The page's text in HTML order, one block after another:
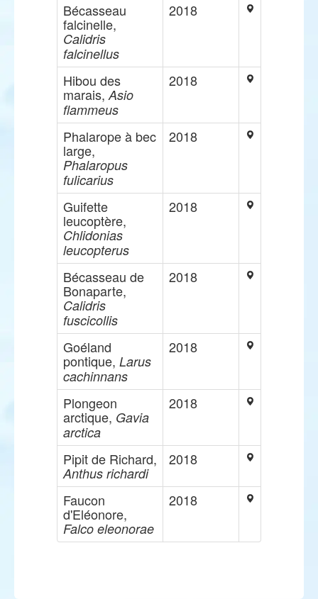
Bécasseau
falcinelle,
Calidris
falcinellus
2018
Hibou des
marais, Asio
flammeus
2018
Phalarope à bec
large,
Phalaropus
fulicarius
2018
Guifette
leucoptère,
Chlidonias
leucopterus
2018
Bécasseau de
Bonaparte,
Calidris
fuscicollis
2018
Goéland
pontique, Larus
cachinnans
2018
Plongeon
arctique, Gavia
arctica
2018
Pipit de Richard,
Anthus richardi
2018
Faucon
d'Eléonore,
Falco eleonorae
2018